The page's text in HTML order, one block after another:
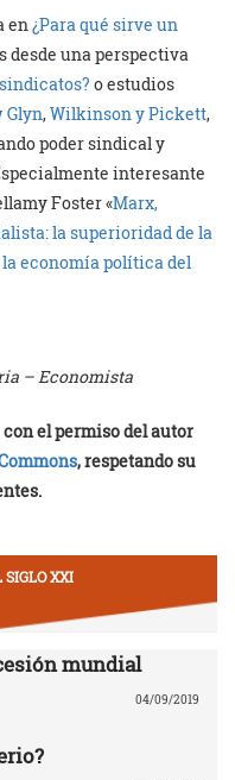
en¿Para qué sirve un
desde una perspectiva
o estudios
Glyn,Wilkinson y Pickett,
poder sindical y
interesante
Foster «Marx,
la superioridad de la
economía política del
– Economista
el permiso del autor
, respetando su
XXI
mundial
04/09/2019